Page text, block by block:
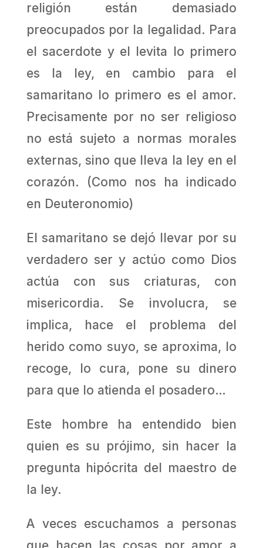
religión están demasiado
preocupados por la legalidad. Para
el sacerdote y el levita lo primero
es la ley, en cambio para el
samaritano lo primero es el amor.
Precisamente por no ser religioso
no está sujeto a normas morales
externas, sino que lleva la ley en el
corazón. (Como nos ha indicado
en Deuteronomio)
El samaritano se dejó llevar por su
verdadero ser y actúo como Dios
actúa con sus criaturas, con
misericordia. Se involucra, se
implica, hace el problema del
herido como suyo, se aproxima, lo
recoge, lo cura, pone su dinero
para que lo atienda el posadero…
Este hombre ha entendido bien
quien es su prójimo, sin hacer la
pregunta hipócrita del maestro de
la ley.
A veces escuchamos a personas